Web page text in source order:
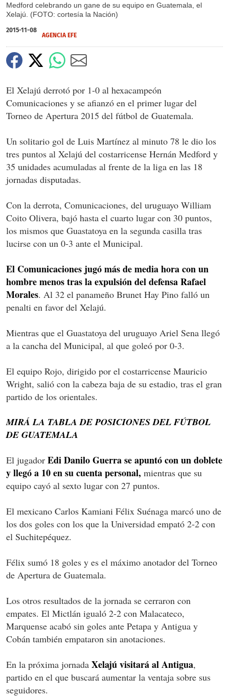
Medford celebrando un gane de su equipo en Guatemala, el
Xelajú. (FOTO: cortesía la Nación)
2015-11-08
AGENCIA EFE
El Xelajú derrotó por 1-0 al hexacampeón
Comunicaciones y se afianzó en el primer lugar del
Torneo de Apertura 2015 del fútbol de Guatemala.
Un solitario gol de Luis Martínez al minuto 78 le dio los
tres puntos al Xelajú del costarricense Hernán Medford y
35 unidades acumuladas al frente de la liga en las 18
jornadas disputadas.
Con la derrota, Comunicaciones, del uruguayo William
Coito Olivera, bajó hasta el cuarto lugar con 30 puntos,
los mismos que Guastatoya en la segunda casilla tras
lucirse con un 0-3 ante el Municipal.
El Comunicaciones jugó más de media hora con un
hombre menos tras la expulsión del defensa Rafael
Morales. Al 32 el panameño Brunet Hay Pino falló un
penalti en favor del Xelajú.
Mientras que el Guastatoya del uruguayo Ariel Sena llegó
a la cancha del Municipal, al que goleó por 0-3.
El equipo Rojo, dirigido por el costarricense Mauricio
Wright, salió con la cabeza baja de su estadio, tras el gran
partido de los orientales.
MIRÁ LA TABLA DE POSICIONES DEL FÚTBOL
DE GUATEMALA
El jugador Edi Danilo Guerra se apuntó con un doblete
y llegó a 10 en su cuenta personal, mientras que su
equipo cayó al sexto lugar con 27 puntos.
El mexicano Carlos Kamiani Félix Suénaga marcó uno de
los dos goles con los que la Universidad empató 2-2 con
el Suchitepéquez.
Félix sumó 18 goles y es el máximo anotador del Torneo
de Apertura de Guatemala.
Los otros resultados de la jornada se cerraron con
empates. El Mictlán igualó 2-2 con Malacateco,
Marquense acabó sin goles ante Petapa y Antigua y
Cobán también empataron sin anotaciones.
En la próxima jornada Xelajú visitará al Antigua,
partido en el que buscará aumentar la ventaja sobre sus
seguidores.